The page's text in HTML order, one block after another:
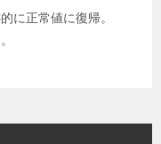
に正常値に復帰。